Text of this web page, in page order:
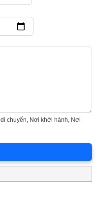
chuyển, Nơi khởi hành, Nơi